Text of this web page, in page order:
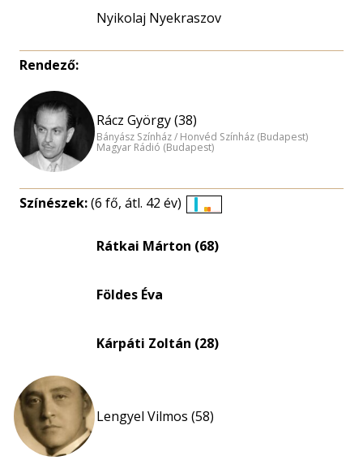
Nyikolaj Nyekraszov
Rendező:
Rácz György (38)
Bányász Színház / Honvéd Színház (Budapest)
Magyar Rádió (Budapest)
Színészek:(6 fő, átl. 42 év)
eloszlás
Rátkai Márton (68)
Földes Éva
Kárpáti Zoltán (28)
Lengyel Vilmos (58)